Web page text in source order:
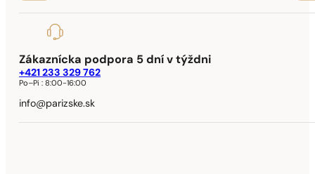
Zákaznícka podpora 5 dní v týždni
+421 233 329 762
Po–Pi :8:00-16:00
info@parizske.sk